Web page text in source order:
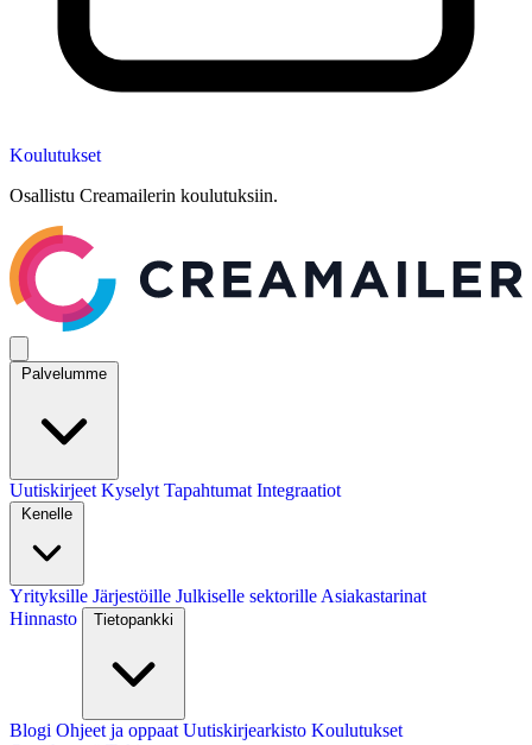
Koulutukset
Osallistu Creamailerin koulutuksiin.
Palvelumme
Uutiskirjeet Kyselyt Tapahtumat Integraatiot
Kenelle
Yrityksille Järjestöille Julkiselle sektorille Asiakastarinat
Hinnasto
Tietopankki
Blogi Ohjeet ja oppaat Uutiskirjearkisto Koulutukset